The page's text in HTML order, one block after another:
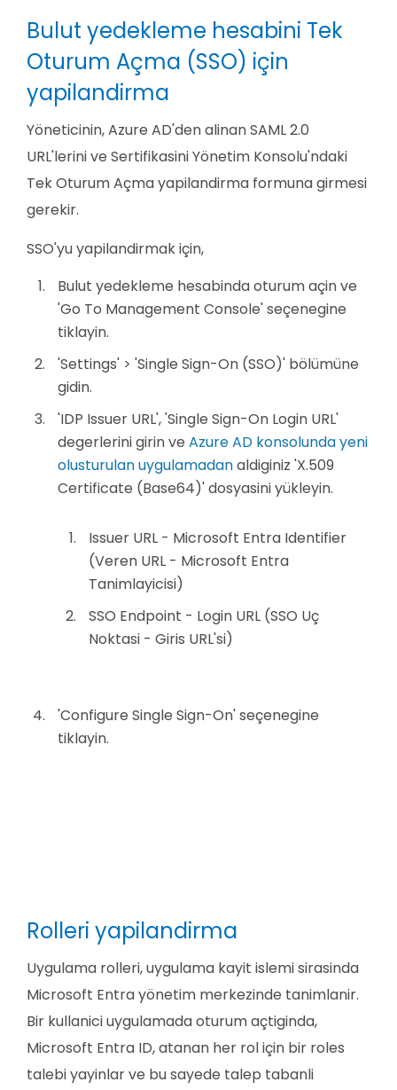
Bulut yedekleme hesabini Tek
Oturum Açma (SSO) için
yapilandirma
Yöneticinin, Azure AD'den alinan SAML 2.0
URL'lerini ve Sertifikasini Yönetim Konsolu'ndaki
Tek Oturum Açma yapilandirma formuna girmesi
gerekir.
SSO'yu yapilandirmak için,
Bulut yedekleme hesabinda oturum açin ve
'Go To Management Console' seçenegine
tiklayin.
'Settings' > 'Single Sign-On (SSO)' bölümüne
gidin.
'IDP Issuer URL', 'Single Sign-On Login URL'
degerlerini girin ve Azure AD konsolunda yeni
olusturulan uygulamadanaldiginiz 'X.509
Certificate (Base64)' dosyasini yükleyin.
Issuer URL - Microsoft Entra Identifier
(Veren URL - Microsoft Entra
Tanimlayicisi)
SSO Endpoint - Login URL (SSO Uç
Noktasi - Giris URL'si)
'Configure Single Sign-On' seçenegine
tiklayin.
Rolleri yapilandirma
Uygulama rolleri, uygulama kayit islemi sirasinda
Microsoft Entra yönetim merkezinde tanimlanir.
Bir kullanici uygulamada oturum açtiginda,
Microsoft Entra ID, atanan her rol için bir roles
talebi yayinlar ve bu sayede talep tabanli